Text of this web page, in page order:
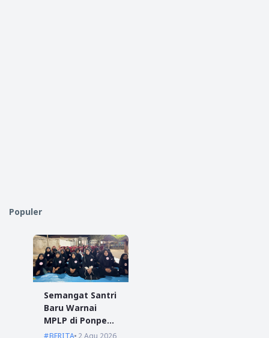
Populer
Semangat Santri
Baru Warnai
MPLP di Ponpes
Miftahul Ulum
BERITA 2 Agu 2026